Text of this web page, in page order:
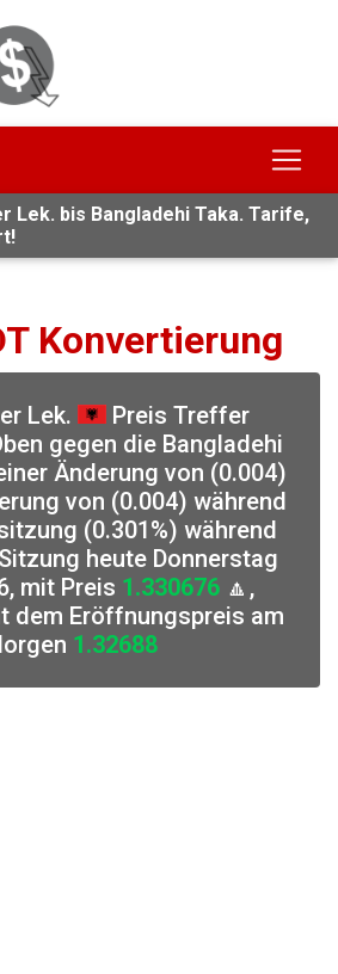
Lek. bis Bangladehi Taka. Tarife,
Konvertierung
Lek.
Preis Treffer
gegen die Bangladehi
Änderung von (0.004)
von (0.004) während
(0.301%) während
heute Donnerstag
mit Preis 1.330676🔼,
dem Eröffnungspreis am
1.32688